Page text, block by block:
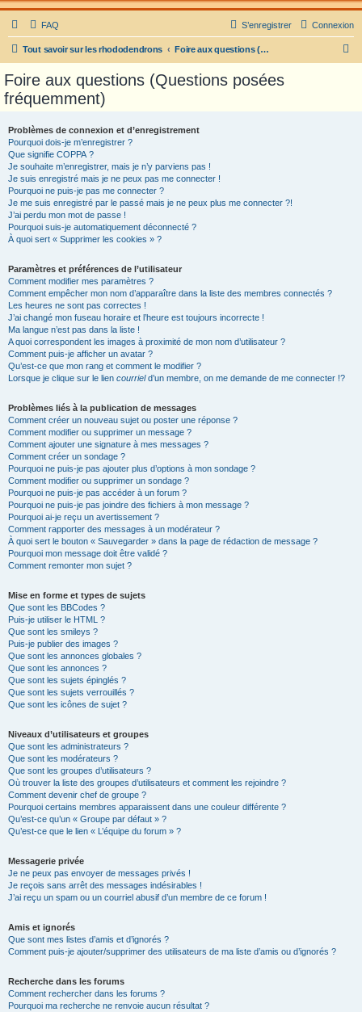
FAQ Connexion
S’enregistrer
Tout savoir sur les rhododendrons Foire aux questions (Questions posées fréquemment)
Foire aux questions (Questions posées
fréquemment)
Problèmes de connexion et d’enregistrement
Pourquoi dois-je m’enregistrer ?
Que signifie COPPA ?
Je souhaite m’enregistrer, mais je n’y parviens pas !
Je suis enregistré mais je ne peux pas me connecter !
Pourquoi ne puis-je pas me connecter ?
Je me suis enregistré par le passé mais je ne peux plus me connecter ?!
J’ai perdu mon mot de passe !
Pourquoi suis-je automatiquement déconnecté ?
À quoi sert « Supprimer les cookies » ?
Paramètres et préférences de l’utilisateur
Comment modifier mes paramètres ?
Comment empêcher mon nom d’apparaître dans la liste des membres connectés ?
Les heures ne sont pas correctes !
J’ai changé mon fuseau horaire et l’heure est toujours incorrecte !
Ma langue n’est pas dans la liste !
A quoi correspondent les images à proximité de mon nom d’utilisateur ?
Comment puis-je afficher un avatar ?
Qu’est-ce que mon rang et comment le modifier ?
Lorsque je clique sur le lien courrield’un membre, on me demande de me connecter !?
Problèmes liés à la publication de messages
Comment créer un nouveau sujet ou poster une réponse ?
Comment modifier ou supprimer un message ?
Comment ajouter une signature à mes messages ?
Comment créer un sondage ?
Pourquoi ne puis-je pas ajouter plus d’options à mon sondage ?
Comment modifier ou supprimer un sondage ?
Pourquoi ne puis-je pas accéder à un forum ?
Pourquoi ne puis-je pas joindre des fichiers à mon message ?
Pourquoi ai-je reçu un avertissement ?
Comment rapporter des messages à un modérateur ?
À quoi sert le bouton « Sauvegarder » dans la page de rédaction de message ?
Pourquoi mon message doit être validé ?
Comment remonter mon sujet ?
Mise en forme et types de sujets
Que sont les BBCodes ?
Puis-je utiliser le HTML ?
Que sont les smileys ?
Puis-je publier des images ?
Que sont les annonces globales ?
Que sont les annonces ?
Que sont les sujets épinglés ?
Que sont les sujets verrouillés ?
Que sont les icônes de sujet ?
Niveaux d’utilisateurs et groupes
Que sont les administrateurs ?
Que sont les modérateurs ?
Que sont les groupes d’utilisateurs ?
Où trouver la liste des groupes d’utilisateurs et comment les rejoindre ?
Comment devenir chef de groupe ?
Pourquoi certains membres apparaissent dans une couleur différente ?
Qu’est-ce qu’un « Groupe par défaut » ?
Qu’est-ce que le lien « L’équipe du forum » ?
Messagerie privée
Je ne peux pas envoyer de messages privés !
Je reçois sans arrêt des messages indésirables !
J’ai reçu un spam ou un courriel abusif d’un membre de ce forum !
Amis et ignorés
Que sont mes listes d’amis et d’ignorés ?
Comment puis-je ajouter/supprimer des utilisateurs de ma liste d’amis ou d’ignorés ?
Recherche dans les forums
Comment rechercher dans les forums ?
Pourquoi ma recherche ne renvoie aucun résultat ?